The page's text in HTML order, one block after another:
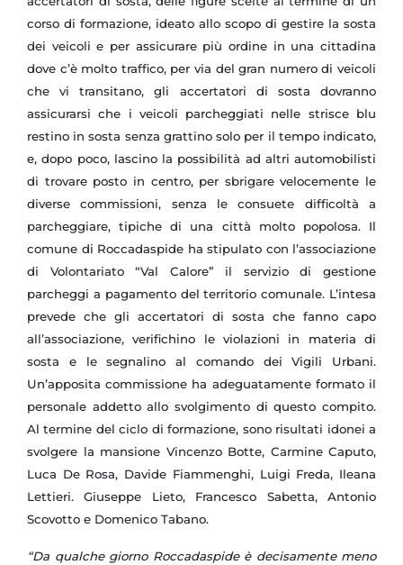
corso di formazione, ideato allo scopo di gestire la sosta
dei veicoli e per assicurare più ordine in una cittadina
dove c’è molto traffico, per via del gran numero di veicoli
che vi transitano, gli accertatori di sosta dovranno
assicurarsi che i veicoli parcheggiati nelle strisce blu
restino in sosta senza grattino solo per il tempo indicato,
e, dopo poco, lascino la possibilità ad altri automobilisti
di trovare posto in centro, per sbrigare velocemente le
diverse commissioni, senza le consuete difficoltà a
parcheggiare, tipiche di una città molto popolosa. Il
comune di Roccadaspide ha stipulato con l’associazione
di Volontariato “Val Calore” il servizio di gestione
parcheggi a pagamento del territorio comunale. L’intesa
prevede che gli accertatori di sosta che fanno capo
all’associazione, verifichino le violazioni in materia di
sosta e le segnalino al comando dei Vigili Urbani.
Un’apposita commissione ha adeguatamente formato il
personale addetto allo svolgimento di questo compito.
Al termine del ciclo di formazione, sono risultati idonei a
svolgere la mansione Vincenzo Botte, Carmine Caputo,
Luca De Rosa, Davide Fiammenghi, Luigi Freda, Ileana
Lettieri. Giuseppe Lieto, Francesco Sabetta, Antonio
Scovotto e Domenico Tabano.
“Da qualche giorno Roccadaspide è decisamente meno